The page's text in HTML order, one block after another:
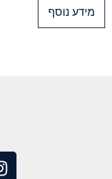
מידע נוסף